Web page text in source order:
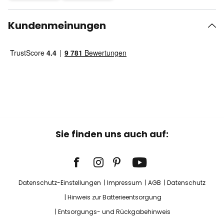
Kundenmeinungen
Sie finden uns auch auf:
Datenschutz-Einstellungen Impressum AGB
Datenschutz
Hinweis zur Batterieentsorgung
Entsorgungs- und Rückgabehinweis